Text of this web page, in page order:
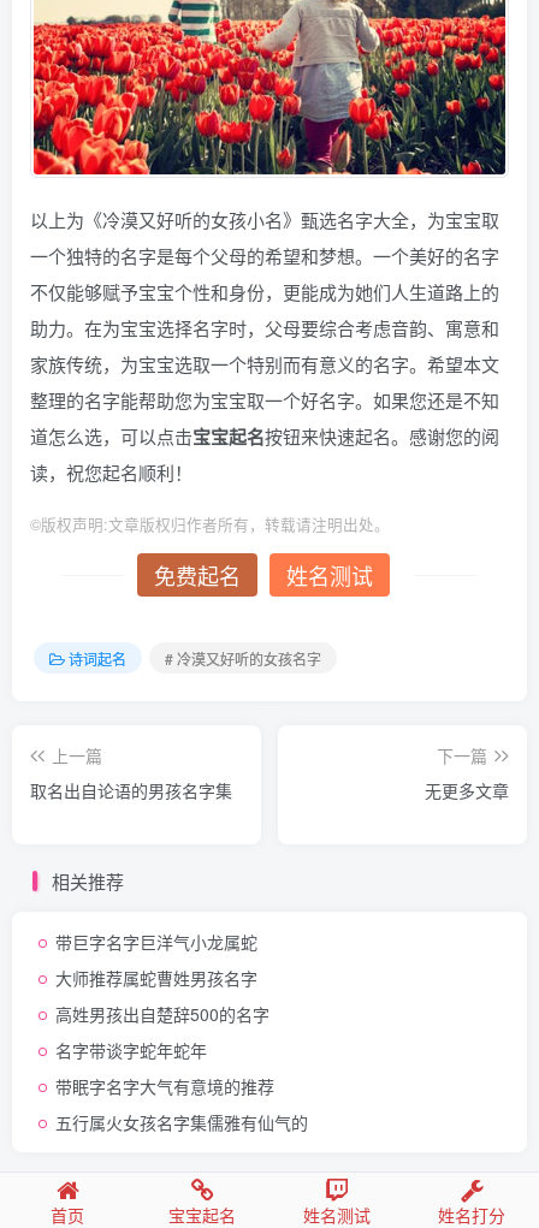
以上为《冷漠又好听的女孩小名》甄选名字大全，为宝宝取
一个独特的名字是每个父母的希望和梦想。一个美好的名字
不仅能够赋予宝宝个性和身份，更能成为她们人生道路上的
助力。在为宝宝选择名字时，父母要综合考虑音韵、寓意和
家族传统，为宝宝选取一个特别而有意义的名字。希望本文
整理的名字能帮助您为宝宝取一个好名字。如果您还是不知
道怎么选，可以点击宝宝起名按钮来快速起名。感谢您的阅
读，祝您起名顺利！
©版权声明:文章版权归作者所有，转载请注明出处。
免费起名 姓名测试
诗词起名 # 冷漠又好听的女孩名字
上一篇
取名出自论语的男孩名字集
下一篇
无更多文章
相关推荐
带巨字名字巨洋气小龙属蛇
大师推荐属蛇曹姓男孩名字
高姓男孩出自楚辞500的名字
名字带谈字蛇年蛇年
带眠字名字大气有意境的推荐
五行属火女孩名字集儒雅有仙气的
Copyright © 2028 ·好名字取名网 ·鲁ICP备2022007123号
首页 宝宝起名 姓名测试 姓名打分